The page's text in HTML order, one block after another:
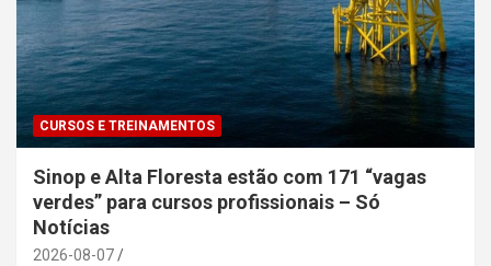
CURSOS E TREINAMENTOS
Sinop e Alta Floresta estão com 171 “vagas
verdes” para cursos profissionais – Só
Notícias
2026-08-07